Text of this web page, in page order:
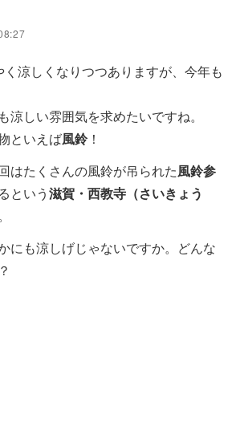
涼しくなりつつありますが、今年も
涼しい雰囲気を求めたいですね。
といえば風鈴！
はたくさんの風鈴が吊られた風鈴参
という滋賀・西教寺（さいきょう
にも涼しげじゃないですか。どんな